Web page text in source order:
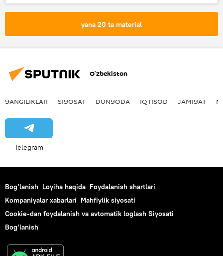
Isroil
Isroil-Falastin mojarosi
yana 20 ta material
O‘zbekiston
YANGILIKLAR SIYOSAT DUNYODA IQTISOD JAMIYAT
Telegram
Bog‘lanish Loyiha haqida Foydalanish shartlari
Kompaniyalar xabarlari Mahfiylik siyosati
Cookie-dan foydalanish va avtomatik loglash Siyosati
Bog‘lanish